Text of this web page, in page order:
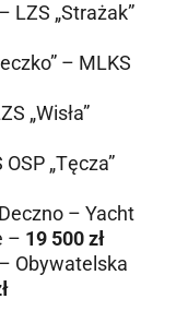
LZS „Strażak”
– MLKS
„Wisła”
„Tęcza”
– Yacht
– 19 500 zł
Obywatelska